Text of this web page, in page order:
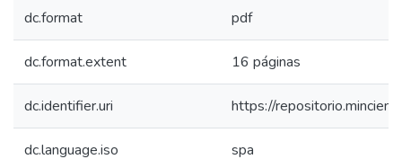
dc.format pdf
dc.format.extent 16 páginas
dc.identifier.uri https://
dc.language.iso spa